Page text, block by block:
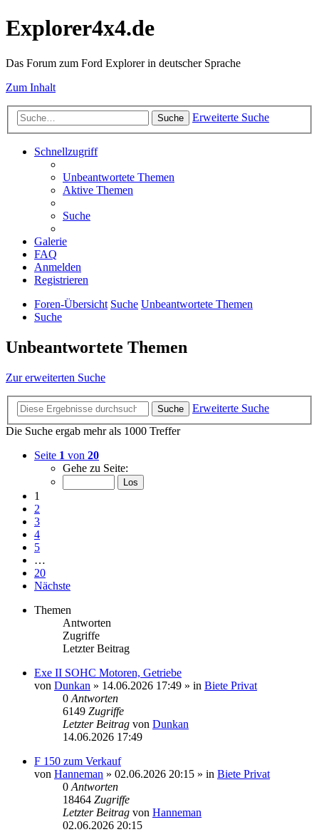
Explorer4x4.de
Das Forum zum Ford Explorer in deutscher Sprache
Zum Inhalt
Suche Erweiterte Suche
Schnellzugriff
Unbeantwortete Themen
Aktive Themen
Suche
Galerie
FAQ
Anmelden
Registrieren
Foren-Übersicht Suche Unbeantwortete Themen
Suche
Unbeantwortete Themen
Zur erweiterten Suche
Suche
Erweiterte Suche
Die Suche ergab mehr als 1000 Treffer
Seite 1 von 20
Gehe zu Seite:
1
2
3
4
5
…
20
Nächste
Themen
Antworten
Zugriffe
Letzter Beitrag
Exe II SOHC Motoren, Getriebe
von Dunkan » 14.06.2026 17:49 » in Biete Privat
0 Antworten
6149 Zugriffe
Letzter Beitrag von Dunkan
14.06.2026 17:49
F 150 zum Verkauf
von Hanneman » 02.06.2026 20:15 » in Biete Privat
0 Antworten
18464 Zugriffe
Letzter Beitrag von Hanneman
02.06.2026 20:15